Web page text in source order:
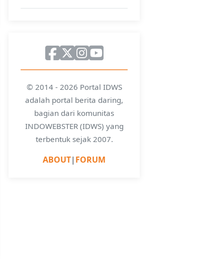
© 2014 - 2026 Portal IDWS
adalah portal berita daring,
bagian dari komunitas
INDOWEBSTER (IDWS) yang
terbentuk sejak 2007.
ABOUT|FORUM